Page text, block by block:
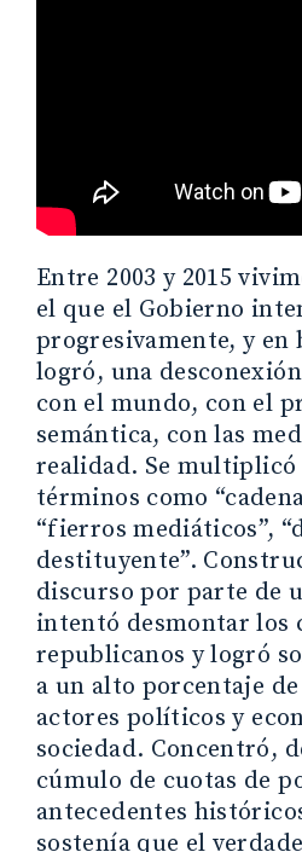
Entre 2003 y 2015
el que el Gobierno
progresivamente, y en
logró, una
con el mundo, con el
semántica, con las
realidad. Se multiplicó
términos como
“fierros mediáticos”,
destituyente”.
discurso por parte de
intentó desmontar los
republicanos y logró
a un alto porcentaje
actores políticos y
sociedad. Concentró,
cúmulo de cuotas de
antecedentes
sostenía que el